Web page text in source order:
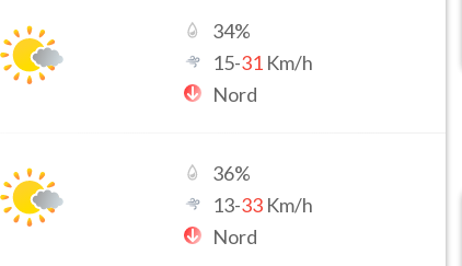
34%
15-31 Km/h
Nord
36%
13-33 Km/h
Nord